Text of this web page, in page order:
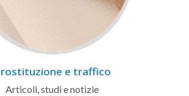
e traffico
Articoli, studi e notizie